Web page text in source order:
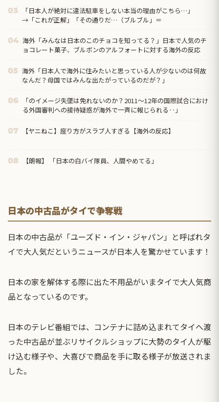
03
「日本人が絶対に違法駐車をしない本当の理由がこちら…」
→「これが正解」「その通りだ…（ブルブル」＝
04 海外「みんなは日本のこのチョコを知ってる？」日本で人気のチ
ョコレート菓子、ブルボンのアルフォートに対する海外の反応
05 海外「日本人で海外に住みたいと思っている人が少ないのは何故
なんだ？母国ではみんな出たがっているのだが？」
06
「のイメージ失墜は免れないのか？2011〜12年の国際試合におけ
る外国審判への接待疑惑が海外で一斉に報じられる‥」
07 【ヤニねこ】座り方がスラブ人すぎる【海外の反応】
08 【朗報】 「日本の白バイ隊員、人間やめてる」
日本の中古品がタイで争奪戦
日本の中古品が「ユーズド・イン・ジャパン」と呼ばれタ
イで大人気だというニュースが日本人を驚かせています！
日本の家を解体する際に出た不用品がいまタイで大人気商
品となっているのです。
日本のテレビ番組では、コンテナに詰め込まれてタイへ渡
った中古品が並ぶリサイクルショップに大勢のタイ人が駆
け込む様子や、大喜びで商品を手に取る様子が放送されま
した。